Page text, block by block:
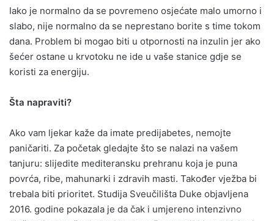
Iako je normalno da se povremeno osjećate malo umorno i
slabo, nije normalno da se neprestano borite s time tokom
dana. Problem bi mogao biti u otpornosti na inzulin jer ako
šećer ostane u krvotoku ne ide u vaše stanice gdje se
koristi za energiju.
Šta napraviti?
Ako vam ljekar kaže da imate predijabetes, nemojte
paničariti. Za početak gledajte što se nalazi na vašem
tanjuru: slijedite mediteransku prehranu koja je puna
povrća, ribe, mahunarki i zdravih masti. Također vježba bi
trebala biti prioritet. Studija Sveučilišta Duke objavljena
2016. godine pokazala je da čak i umjereno intenzivno